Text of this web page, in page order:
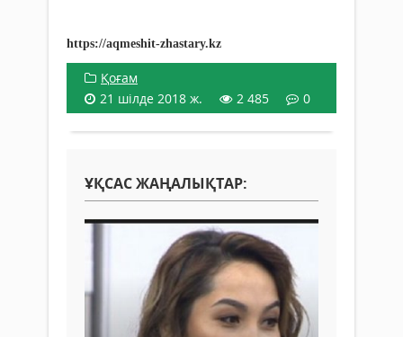
https://aqmeshit-zhastary.kz
Қоғам
21 шілде 2018 ж.
2 485 0
ҰҚСАС ЖАҢАЛЫҚТАР: